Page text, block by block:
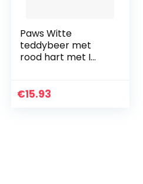
Paws Witte
teddybeer met
rood hart met I
26,7 cm)
€15.93